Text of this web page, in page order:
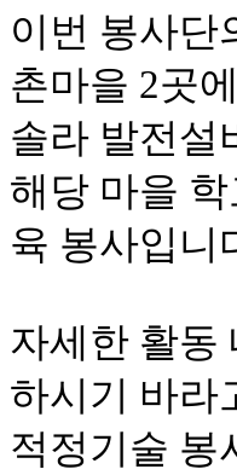
이번 봉사단
촌마을 2곳에
솔라 발전설
해당 마을
육 봉사입니
자세한 활동
하시기 바라
적정기술 봉